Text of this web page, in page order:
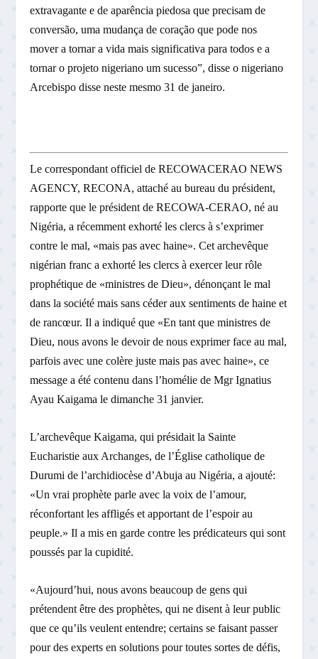
extravagante e de aparência piedosa que precisam de
conversão, uma mudança de coração que pode nos
mover a tornar a vida mais significativa para todos e a
tornar o projeto nigeriano um sucesso”, disse o nigeriano
Arcebispo disse neste mesmo 31 de janeiro.
Le correspondant officiel de RECOWACERAO NEWS
AGENCY, RECONA, attaché au bureau du président,
rapporte que le président de RECOWA-CERAO, né au
Nigéria, a récemment exhorté les clercs à s’exprimer
contre le mal, «mais pas avec haine». Cet archevêque
nigérian franc a exhorté les clercs à exercer leur rôle
prophétique de «ministres de Dieu», dénonçant le mal
dans la société mais sans céder aux sentiments de haine et
de rancœur. Il a indiqué que «En tant que ministres de
Dieu, nous avons le devoir de nous exprimer face au mal,
parfois avec une colère juste mais pas avec haine», ce
message a été contenu dans l’homélie de Mgr Ignatius
Ayau Kaigama le dimanche 31 janvier.
L’archevêque Kaigama, qui présidait la Sainte
Eucharistie aux Archanges, de l’Église catholique de
Durumi de l’archidiocèse d’Abuja au Nigéria, a ajouté:
«Un vrai prophète parle avec la voix de l’amour,
réconfortant les affligés et apportant de l’espoir au
peuple.» Il a mis en garde contre les prédicateurs qui sont
poussés par la cupidité.
«Aujourd’hui, nous avons beaucoup de gens qui
prétendent être des prophètes, qui ne disent à leur public
que ce qu’ils veulent entendre; certains se faisant passer
pour des experts en solutions pour toutes sortes de défis,